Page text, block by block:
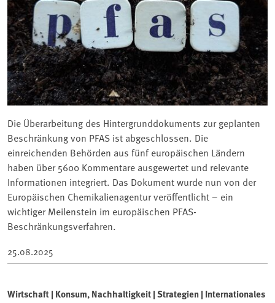
Die Überarbeitung des Hintergrunddokuments zur geplanten
Beschränkung von PFAS ist abgeschlossen. Die
einreichenden Behörden aus fünf europäischen Ländern
haben über 5600 Kommentare ausgewertet und relevante
Informationen integriert. Das Dokument wurde nun von der
Europäischen Chemikalienagentur veröffentlicht – ein
wichtiger Meilenstein im europäischen PFAS-
Beschränkungsverfahren.
25.08.2025
Wirtschaft | Konsum, Nachhaltigkeit | Strategien | Internationales